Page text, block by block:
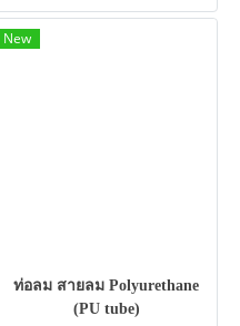
New
ท่อลม สายลม Polyurethane
(PU tube)